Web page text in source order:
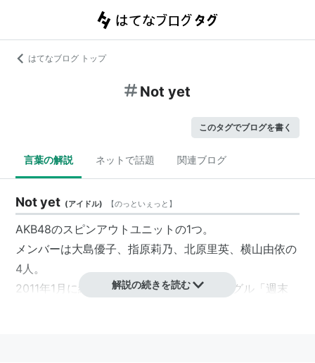
はてなブログ トップ
Not yet
このタグでブログを書く
言葉の解説 ネットで話題 関連ブログ
Not yet (アイドル) 【のっといぇっと 】
AKB48のスピンアウトユニットの1つ。
メンバーは大島優子、指原莉乃、北原里英、横山由依の
4人。
2011年1月に結成され、同年3月16日、シングル「週末
解説の続きを読む